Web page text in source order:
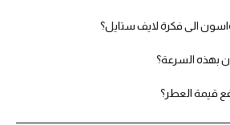
بهذه السرعة؟
قيمة العطر؟